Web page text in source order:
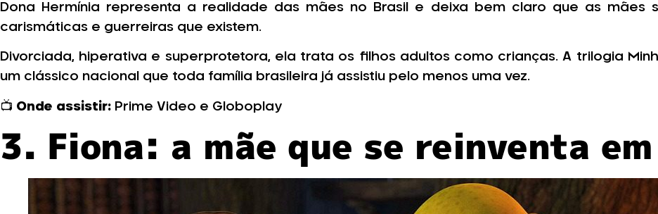
Dona Hermínia representa a realidade das mães no Brasil e deixa bem claro que as mães
carismáticas e guerreiras que existem.
Divorciada, hiperativa e superprotetora, ela trata os filhos adultos como crianças. A trilogia
um clássico nacional que toda família brasileira já assistiu pelo menos uma vez.
📺 Onde assistir: Prime Video e Globoplay
3. Fiona: a mãe que se reinventa